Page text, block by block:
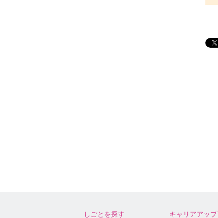
しごとを探す キャリアアップ